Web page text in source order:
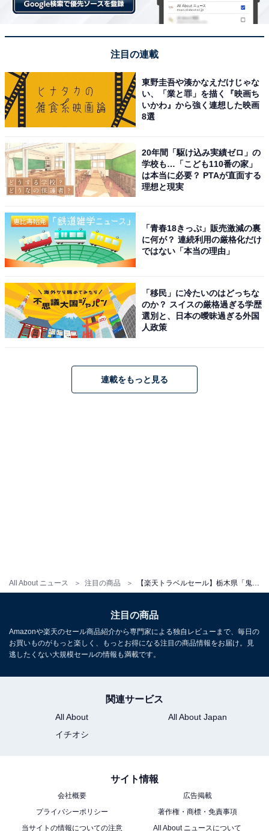
All About ニュース 注目の商品
合わせて、さらに割引率をアップできる場合もありま
す。賢く旅の計画を立てて、お得に旅行を楽しみましょ
う。
楽天トラベルでクーポン祭を見る
※掲載されている情報は記事公開時のものです。あらか
じめご了承ください。また、記事中の宿泊プランを予約
すると、売上の一部がオールアバウトに還元されること
があります。
この記事の執筆者：
部
全国の人気ホテルから今泊まりたい宿を厳選してご紹介。日々更新
される売れ筋ランキングや、見逃せないセール・キャンペーン情報
では、公式Webサイトだけでは分からないリアルな様子を紹介しま
注目の連載
東野圭吾や湊かなえだけじゃな
い、「業と罪」を描く『映画ち
いかわ』から強く連想した映画
8選
20年間「駆け込み実績ゼロ」の
学校も…「こども110番の家」
は本当に必要？ PTAが直面する
理想と現実
「青春18きっぷ」販売激減の裏
に何が？ 連続利用の厳格化だけ
ではない「本当の理由」
「移民」に冷たいのはどっちな
のか？ スイスの厳格過ぎる学歴
選別と、日本の曖昧過ぎる外国
人政策
連載をもっと見る
注目の商品
Amazonや楽天のセール商品紹介から専門家による独自レビューまで、毎日の
お買いものがもっと楽しく、もっとお得になる注目の商品情報をお届け。見
逃したくない大規模セールの情報も満載です。
関連サービス
All About
All About Japan
イチオシ
サイト情報
会社概要
広告掲載
プライバシーポリシー
著作権・商標・免責事項
当サイトの情報についての注意
All About ニュースについて